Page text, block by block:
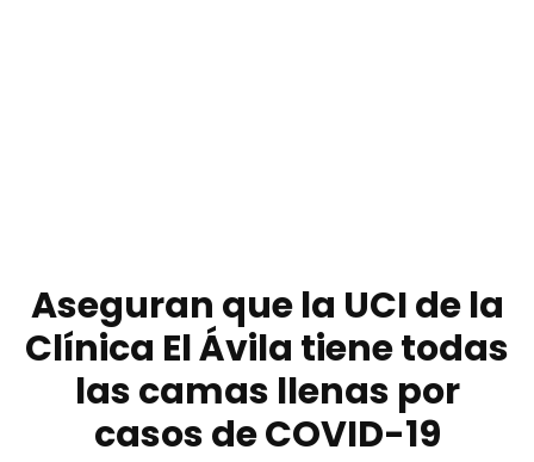
Aseguran que la UCI de la
Clínica El Ávila tiene todas
las camas llenas por
casos de COVID-19